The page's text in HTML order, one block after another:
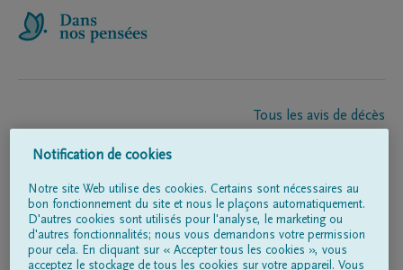
Tous les avis de décès
Entrepreneur de pompes funèbres
Suivez-nous sur
Notification de cookies
Notre site Web utilise des cookies. Certains sont nécessaires au
bon fonctionnement du site et nous le plaçons automatiquement.
D'autres cookies sont utilisés pour l'analyse, le marketing ou
d'autres fonctionnalités; nous vous demandons votre permission
pour cela. En cliquant sur « Accepter tous les cookies », vous
acceptez le stockage de tous les cookies sur votre appareil. Vous